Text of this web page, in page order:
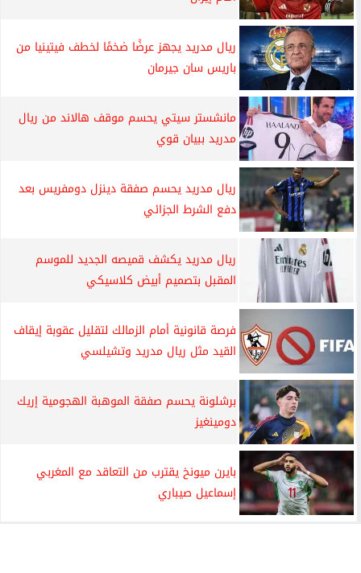
ريال مدريد يجهز عرضًا ضخمًا لخطف فيتينيا من
باريس سان جيرمان
مانشستر سيتي يحسم موقف هالاند من ريال
مدريد ببيان قوي
ريال مدريد يحسم صفقة دينزل دومفريس بعد
دفع الشرط الجزائي
ريال مدريد يكشف قميصه الجديد للموسم
المقبل بتصميم أبيض كلاسيكي
فرصة قانونية أمام الزمالك لتقليل عقوبة إيقاف
القيد مثل ريال مدريد وتشيلسي
برشلونة يحسم صفقة الموهبة الهجومية إريك
دومينغيز
بايرن ميونخ يقترب من التعاقد مع المغربي
إسماعيل صيباري